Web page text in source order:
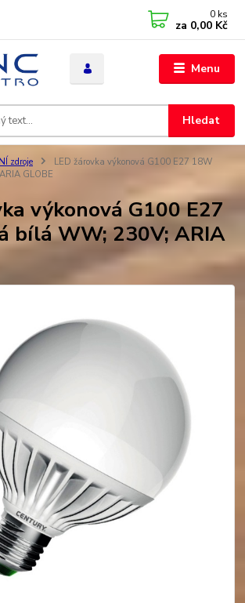
Menu
Hledat
0 ks
za 0,00 Kč
zdroje
LED žárovka výkonová G100 E27 18W
GLOBE
výkonová G100 E27
bílá WW; 230V; ARIA